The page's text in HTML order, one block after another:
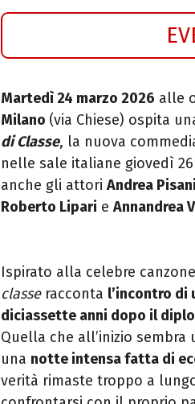
Martedì 24 marzo 2026 alle
Milano (via Chiese) ospita
di Classe, la nuova
nelle sale italiane giovedì
anche gli attori Andrea Pisani
Roberto Lipari e Annandrea
Ispirato alla celebre
classeracconta l’incontro di
diciassette anni dopo il
Quella che all’inizio
una notte intensa fatta di
verità rimaste troppo a